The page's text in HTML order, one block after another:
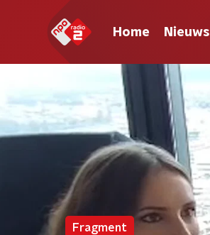
Home Nieuws
Fragment